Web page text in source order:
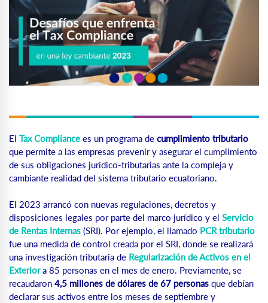
El Tax Compliance es un programa de cumplimiento tributario
que permite a las empresas prevenir y asegurar el cumplimiento
de sus obligaciones jurídico-tributarias ante la compleja y
cambiante realidad del sistema tributario ecuatoriano.
El 2023 arrancó con nuevas regulaciones, decretos y
disposiciones legales por parte del marco jurídico y el Servicio
de Rentas Internas (SRI). Por ejemplo, el llamado PCR tributario
fue una medida de control creada por el SRI, donde se realizará
una investigación tributaria de Regularización de Activos en el
Exteriora 85 personas en el mes de enero. Previamente, se
recaudaron 4,5 millones de dólares de 67 personas que debían
declarar sus activos entre los meses de septiembre y